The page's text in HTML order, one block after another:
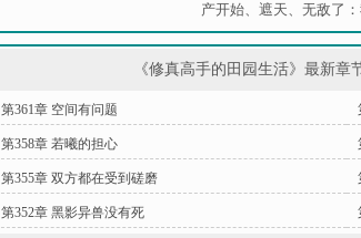
产开始、 遮天、 无敌了
《修真高手的田园生活》最新
第361章 空间有问题
第358章 若曦的担心
第355章 双方都在受到磋磨
第352章 黑影异兽没有死